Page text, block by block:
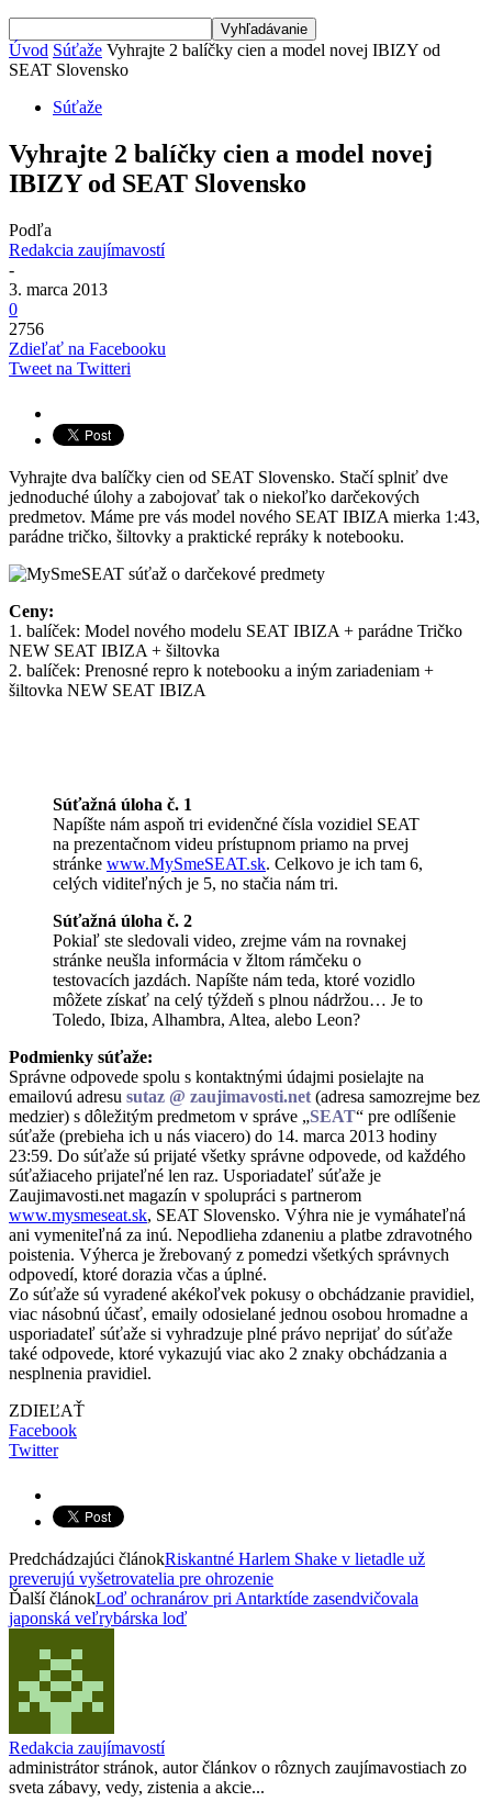
Úvod Súťaže Vyhrajte 2 balíčky cien a model novej IBIZY od
SEAT Slovensko
Súťaže
Vyhrajte 2 balíčky cien a model novej
IBIZY od SEAT Slovensko
Podľa
Redakcia zaujímavostí
-
3. marca 2013
0
2756
Zdieľať na Facebooku
Tweet na Twitteri
Vyhrajte dva balíčky cien od SEAT Slovensko. Stačí splniť dve
jednoduché úlohy a zabojovať tak o niekoľko darčekových
predmetov. Máme pre vás model nového SEAT IBIZA mierka 1:43,
parádne tričko, šiltovky a praktické repráky k notebooku.
Ceny:
1. balíček: Model nového modelu SEAT IBIZA + parádne Tričko
NEW SEAT IBIZA + šiltovka
2. balíček: Prenosné repro k notebooku a iným zariadeniam +
šiltovka NEW SEAT IBIZA
Súťažná úloha č. 1
Napíšte nám aspoň tri evidenčné čísla vozidiel SEAT
na prezentačnom videu prístupnom priamo na prvej
stránke www.MySmeSEAT.sk. Celkovo je ich tam 6,
celých viditeľných je 5, no stačia nám tri.
Súťažná úloha č. 2
Pokiaľ ste sledovali video, zrejme vám na rovnakej
stránke neušla informácia v žltom rámčeku o
testovacích jazdách. Napíšte nám teda, ktoré vozidlo
môžete získať na celý týždeň s plnou nádržou… Je to
Toledo, Ibiza, Alhambra, Altea, alebo Leon?
Podmienky súťaže:
Správne odpovede spolu s kontaktnými údajmi posielajte na
emailovú adresu sutaz @ zaujimavosti.net (adresa samozrejme bez
medzier) s dôležitým predmetom v správe „SEAT“ pre odlíšenie
súťaže (prebieha ich u nás viacero) do 14. marca 2013 hodiny
23:59. Do súťaže sú prijaté všetky správne odpovede, od každého
súťažiaceho prijateľné len raz. Usporiadateľ súťaže je
Zaujimavosti.net magazín v spolupráci s partnerom
www.mysmeseat.sk, SEAT Slovensko. Výhra nie je vymáhateľná
ani vymeniteľná za inú. Nepodlieha zdaneniu a platbe zdravotného
poistenia. Výherca je žrebovaný z pomedzi všetkých správnych
odpovedí, ktoré dorazia včas a úplné.
Zo súťaže sú vyradené akékoľvek pokusy o obchádzanie pravidiel,
viac násobnú účasť, emaily odosielané jednou osobou hromadne a
usporiadateľ súťaže si vyhradzuje plné právo neprijať do súťaže
také odpovede, ktoré vykazujú viac ako 2 znaky obchádzania a
nesplnenia pravidiel.
ZDIEĽAŤ
Facebook
Twitter
Predchádzajúci článokRiskantné Harlem Shake v lietadle už
preverujú vyšetrovatelia pre ohrozenie
Ďalší článokLoď ochranárov pri Antarktíde zasendvičovala
japonská veľrybárska loď
Redakcia zaujímavostí
administrátor stránok, autor článkov o rôznych zaujímavostiach zo
sveta zábavy, vedy, zistenia a akcie...